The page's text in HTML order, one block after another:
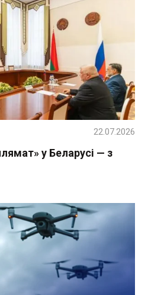
у Беларусі — з
22.07.2026